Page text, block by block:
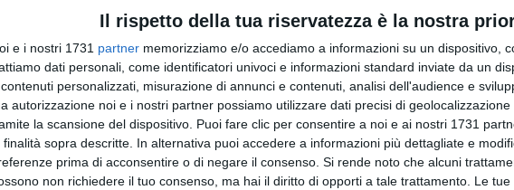
Il rispetto della tua riservatezza è la nostra
e i nostri 1731 partner memorizziamo e/o accediamo a informazioni su un dispositivo,
dati personali, come identificatori univoci e informazioni standard inviate da un
personalizzati, misurazione di annunci e contenuti, analisi dell'audience e
autorizzazione noi e i nostri partner possiamo utilizzare dati precisi di
la scansione del dispositivo. Puoi fare clic per consentire a noi e ai nostri 1731
finalità sopra descritte. In alternativa puoi accedere a informazioni più dettagliate e
prima di acconsentire o di negare il consenso. Si rende noto che alcuni
non richiedere il tuo consenso, ma hai il diritto di opporti a tale trattamento. Le
10 FOTO